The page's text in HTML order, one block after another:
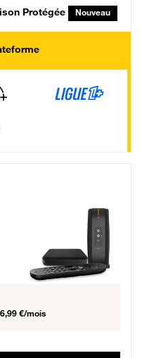
Protégée Nouveau
€ par mois, Engagement 12 mois
€/mois